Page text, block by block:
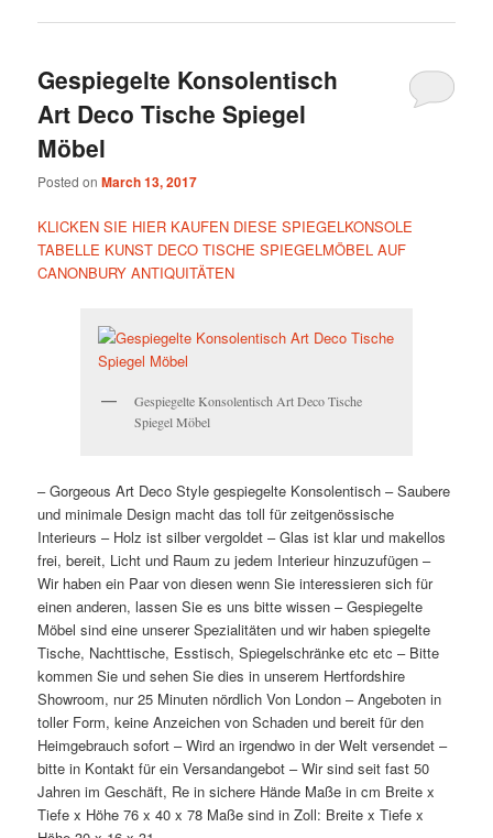
Gespiegelte Konsolentisch
Art Deco Tische Spiegel
Möbel
Posted onMarch 13, 2017
KLICKEN SIE HIER KAUFEN DIESE SPIEGELKONSOLE
TABELLE KUNST DECO TISCHE SPIEGELMÖBEL AUF
CANONBURY ANTIQUITÄTEN
Gespiegelte Konsolentisch Art Deco Tische
Spiegel Möbel
– Gorgeous Art Deco Style gespiegelte Konsolentisch – Saubere
und minimale Design macht das toll für zeitgenössische
Interieurs – Holz ist silber vergoldet – Glas ist klar und makellos
frei, bereit, Licht und Raum zu jedem Interieur hinzuzufügen –
Wir haben ein Paar von diesen wenn Sie interessieren sich für
einen anderen, lassen Sie es uns bitte wissen – Gespiegelte
Möbel sind eine unserer Spezialitäten und wir haben spiegelte
Tische, Nachttische, Esstisch, Spiegelschränke etc etc – Bitte
kommen Sie und sehen Sie dies in unserem Hertfordshire
Showroom, nur 25 Minuten nördlich Von London – Angeboten in
toller Form, keine Anzeichen von Schaden und bereit für den
Heimgebrauch sofort – Wird an irgendwo in der Welt versendet –
bitte in Kontakt für ein Versandangebot – Wir sind seit fast 50
Jahren im Geschäft, Re in sichere Hände Maße in cm Breite x
Tiefe x Höhe 76 x 40 x 78 Maße sind in Zoll: Breite x Tiefe x